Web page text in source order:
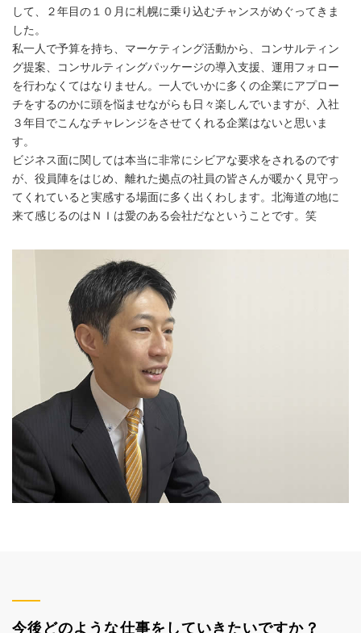
して、２年目の１０月に札幌に乗り込むチャンスがめぐってきま
した。
私一人で予算を持ち、マーケティング活動から、コンサルティン
グ提案、コンサルティングパッケージの導入支援、運用フォロー
を行わなくてはなりません。一人でいかに多くの企業にアプロー
チをするのかに頭を悩ませながらも日々楽しんでいますが、入社
３年目でこんなチャレンジをさせてくれる企業はないと思いま
す。
ビジネス面に関しては本当に非常にシビアな要求をされるのです
が、役員陣をはじめ、離れた拠点の社員の皆さんが暖かく見守っ
てくれていると実感する場面に多く出くわします。北海道の地に
来て感じるのはＮＩは愛のある会社だなということです。笑
今後どのような仕事をしていきたいですか？